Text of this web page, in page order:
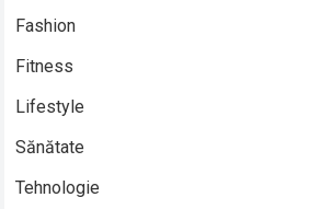
Fashion
Fitness
Lifestyle
Sănătate
Tehnologie